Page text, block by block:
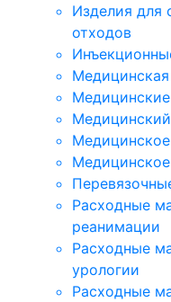
Изделия для
отходов
Расходные
реанимации
Расходные
урологии
Расходные